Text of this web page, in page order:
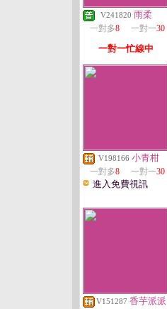
V241820 雨柔
一對多8 一對一30
一對一忙線中
V198166 小青柑
一對多8 一對一30
進入免費視訊
V151287 香芋派派